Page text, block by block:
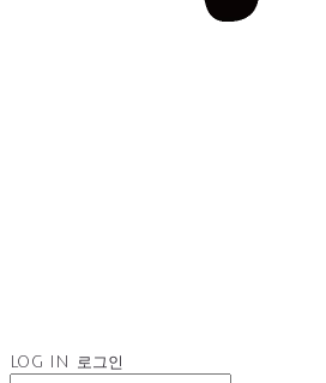
LOG IN 로그인